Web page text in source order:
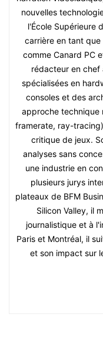
nouvelles
l'École Supérieure
carrière en tant
comme Canard PC
rédacteur en chef
spécialisées en
consoles et des
approche technique
framerate, ray-
critique de jeux.
analyses sans
une industrie en
plusieurs jurys
plateaux de BFM
Silicon Valley, il
journalistique et à
Paris et Montréal, il
et son impact sur